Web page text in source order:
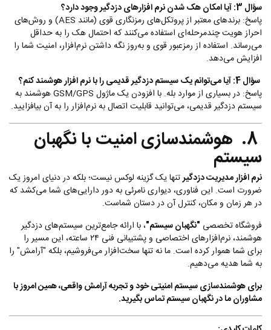
سؤال 3: آیا امکان هک شدن نرم افزارهای دزدگیر وجود دارد؟
پاسخ: برندهای معتبر از پروتکل‌های رمزنگاری قوی (مانند AES) و روش‌های
احراز هویت چندمرحله‌ای استفاده می‌کنند که احتمال هک را به حداقل
می‌رساند. استفاده از رمزعبور قوی و به‌روز نگه داشتن نرم‌افزار، امنیت شما را
افزایش می‌دهد.
سؤال 4: آیا می‌توانم یک سیستم دزدگیر قدیمی را با نرم افزار هوشمند کنم؟
پاسخ: در بسیاری از موارد بله. با افزودن یک ماژول GSM/GPS هوشمند به
سیستم دزدگیر قدیمی، می‌توانید قابلیت اتصال به نرم‌افزار را به آن بیافزایید.
8. هوشمندسازی امنیت با نگهبان
سیستم
نرم افزار مدیریت دزدگیرتنها یک گزینه لوکس نیست؛ بلکه در دنیای امروز یک
ضرورت است. این فناوری، دیواری نامرئی به دور دارایی‌های شما می‌کشد که
در هر زمان و مکان، کنترل آن در دستان شماست.
فروشگاه تخصصی "نگهبان سیستم"، با ارائه جامع‌ترین سیستم‌های دزدگیر
هوشمند، نرم‌افزارهای اختصاصی و پشتیبانی فنی ۲۴ ساعته، این مسیر را
برای شما هموار کرده است. ما نه تنها سخت‌افزار می‌فروشیم، بلکه "آرامش" را
به شما هدیه می‌دهیم.
برای هوشمندسازی سیستم امنیتی خود و تجربه آرامش واقعی، همین امروز با
مشاوران ما در نگهبان سیستم تماس بگیرید.